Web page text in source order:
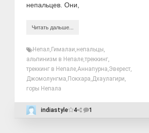
непальцев. Они,
Читать дальше...
Непал, Гималаи,непальцы,
альпинизм в Непале,треккинг,
треккинг в Непале,Аннапурна,Эверест,
Джомолунгма, Покхара,Дхаулагири,
горы Непала
indiastyle 4 1